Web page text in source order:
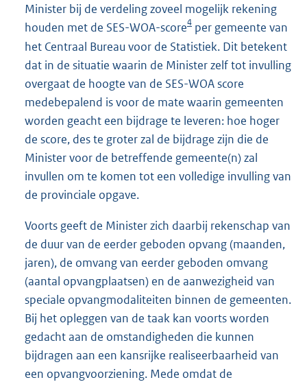
Minister bij de verdeling zoveel mogelijk rekening
houden met de SES-WOA-score4 per gemeente van
het Centraal Bureau voor de Statistiek. Dit betekent
dat in de situatie waarin de Minister zelf tot invulling
overgaat de hoogte van de SES-WOA score
medebepalend is voor de mate waarin gemeenten
worden geacht een bijdrage te leveren: hoe hoger
de score, des te groter zal de bijdrage zijn die de
Minister voor de betreffende gemeente(n) zal
invullen om te komen tot een volledige invulling van
de provinciale opgave.
Voorts geeft de Minister zich daarbij rekenschap van
de duur van de eerder geboden opvang (maanden,
jaren), de omvang van eerder geboden omvang
(aantal opvangplaatsen) en de aanwezigheid van
speciale opvangmodaliteiten binnen de gemeenten.
Bij het opleggen van de taak kan voorts worden
gedacht aan de omstandigheden die kunnen
bijdragen aan een kansrijke realiseerbaarheid van
een opvangvoorziening. Mede omdat de